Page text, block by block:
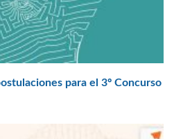
para el 3º Concurso